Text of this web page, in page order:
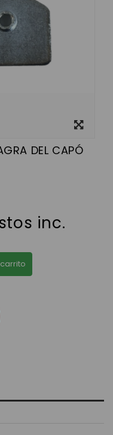
DEL CAPÓ
inc.